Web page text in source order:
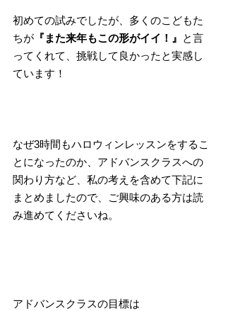
初めての試みでしたが、多くのこどもた
ちが 『また来年もこの形がイイ！』 と言
ってくれて、挑戦して良かったと実感し
ています！
なぜ3時間もハロウィンレッスンをするこ
とになったのか、アドバンスクラスへの
関わり方など、私の考えを含めて下記に
まとめましたので、ご興味のある方は読
み進めてくださいね。
アドバンスクラスの目標は